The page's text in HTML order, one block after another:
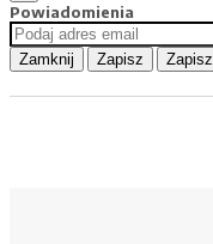
Powiadomienia
Zamknij Zapisz Zapisz